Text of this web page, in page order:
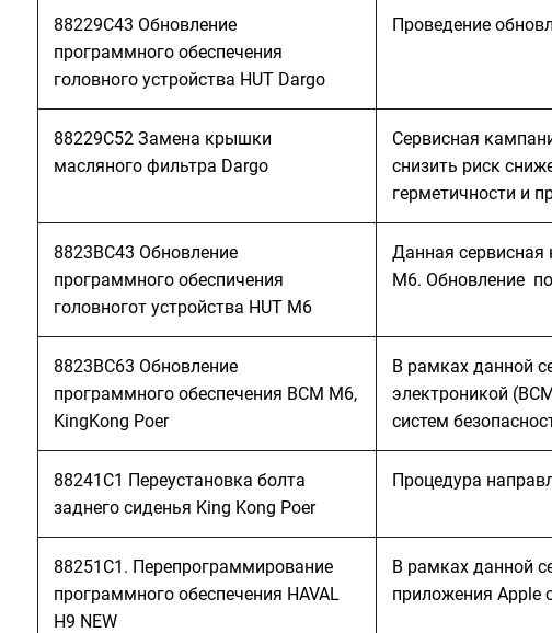
88229C43 Обновление
программного обеспечения
головного устройства HUT Dargo
Проведение
88229C52 Замена крышки
масляного фильтра Dargo
Сервисная
снизить риск
герметичности и
8823BC43 Обновление
программного обеспичения
головногот устройства HUT M6
Данная сервисная
M6. Обновление
8823BC63 Обновление
программного обеспечения BCM M6,
KingKong Poer
В рамках данной
электроникой
систем
88241C1 Переустановка болта
заднего сиденья King Kong Poer
Процедура
88251C1. Перепрограммирование
программного обеспечения HAVAL
H9 NEW
В рамках данной
приложения Apple